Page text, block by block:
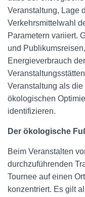
Veranstaltung, Lage
Verkehrsmittelwahl
Parametern variiert.
und
Energieverbrauch
Veranstaltung als
ökologischen
identifizieren.
Der ökologische
Beim Veranstalten
durchzuführenden
Tournee auf einen
konzentriert. Es gilt